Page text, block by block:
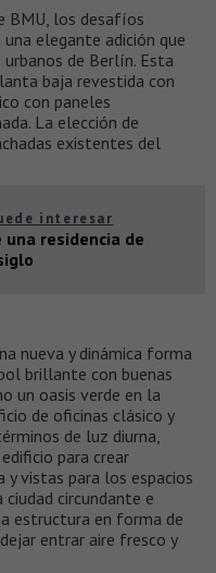
BMU, los desafíos
elegante adición que
de Berlín. Esta
baja revestida con
con paneles
La elección de
existentes del
interesar
una residencia de
nueva y dinámica forma
brillante con buenas
un oasis verde en la
de oficinas clásico y
de luz diurna,
para crear
y vistas para los espacios
circundante e
estructura en forma de
entrar aire fresco y